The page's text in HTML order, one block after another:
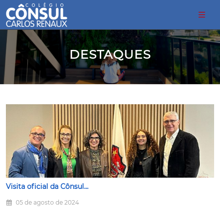
DESTAQUES
Visita oficial da Cônsul...
05 de agosto de 2024